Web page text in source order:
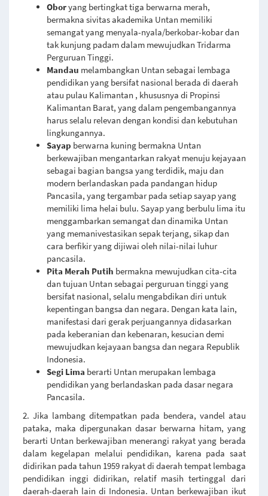
Oboryang bertingkat tiga berwarna merah,
bermakna sivitas akademika Untan memiliki
semangat yang menyala-nyala/berkobar-kobar dan
tak kunjung padam dalam mewujudkan Tridarma
Perguruan Tinggi.
Mandau melambangkan Untan sebagai lembaga
pendidikan yang bersifat nasional berada di daerah
atau pulau Kalimantan , khususnya di Propinsi
Kalimantan Barat, yang dalam pengembangannya
harus selalu relevan dengan kondisi dan kebutuhan
lingkungannya.
Sayap berwarna kuning bermakna Untan
berkewajiban mengantarkan rakyat menuju kejayaan
sebagai bagian bangsa yang terdidik, maju dan
modern berlandaskan pada pandangan hidup
Pancasila, yang tergambar pada setiap sayap yang
memiliki lima helai bulu. Sayap yang berbulu lima itu
menggambarkan semangat dan dinamika Untan
yang memanivestasikan sepak terjang, sikap dan
cara berfikir yang dijiwai oleh nilai-nilai luhur
pancasila.
Pita Merah Putih bermakna mewujudkan cita-cita
dan tujuan Untan sebagai perguruan tinggi yang
bersifat nasional, selalu mengabdikan diri untuk
kepentingan bangsa dan negara. Dengan kata lain,
manifestasi dari gerak perjuangannya didasarkan
pada keberanian dan kebenaran, kesucian demi
mewujudkan kejayaan bangsa dan negara Republik
Indonesia.
Segi Lima berarti Untan merupakan lembaga
pendidikan yang berlandaskan pada dasar negara
Pancasila.
2. Jika lambang ditempatkan pada bendera, vandel atau
pataka, maka dipergunakan dasar berwarna hitam, yang
berarti Untan berkewajiban menerangi rakyat yang berada
dalam kegelapan melalui pendidikan, karena pada saat
didirikan pada tahun 1959 rakyat di daerah tempat lembaga
pendidikan inggi didirikan, relatif masih tertinggal dari
daerah-daerah lain di Indonesia. Untan berkewajiban ikut